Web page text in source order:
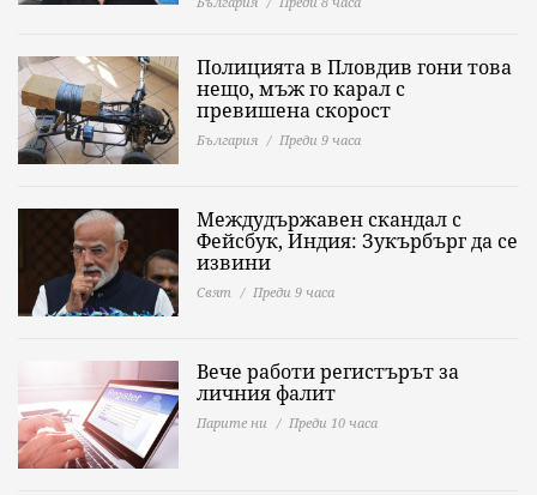
Полицията в Пловдив гони това
нещо, мъж го карал с
превишена скорост
България Преди 9 часа
Междудържавен скандал с
Фейсбук, Индия: Зукърбърг да се
извини
Свят Преди 9 часа
Вече работи регистърът за
личния фалит
Парите ни Преди 10 часа